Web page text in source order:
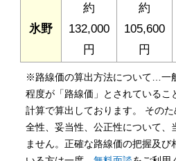
氷野
約
132,000
円
約
105,600
円
※路線価の算出方法について…一
程度が「路線価」とされているこ
計算で算出しております。 その
全性、妥当性、公正性について、
ません。正確な路線価の把握及び